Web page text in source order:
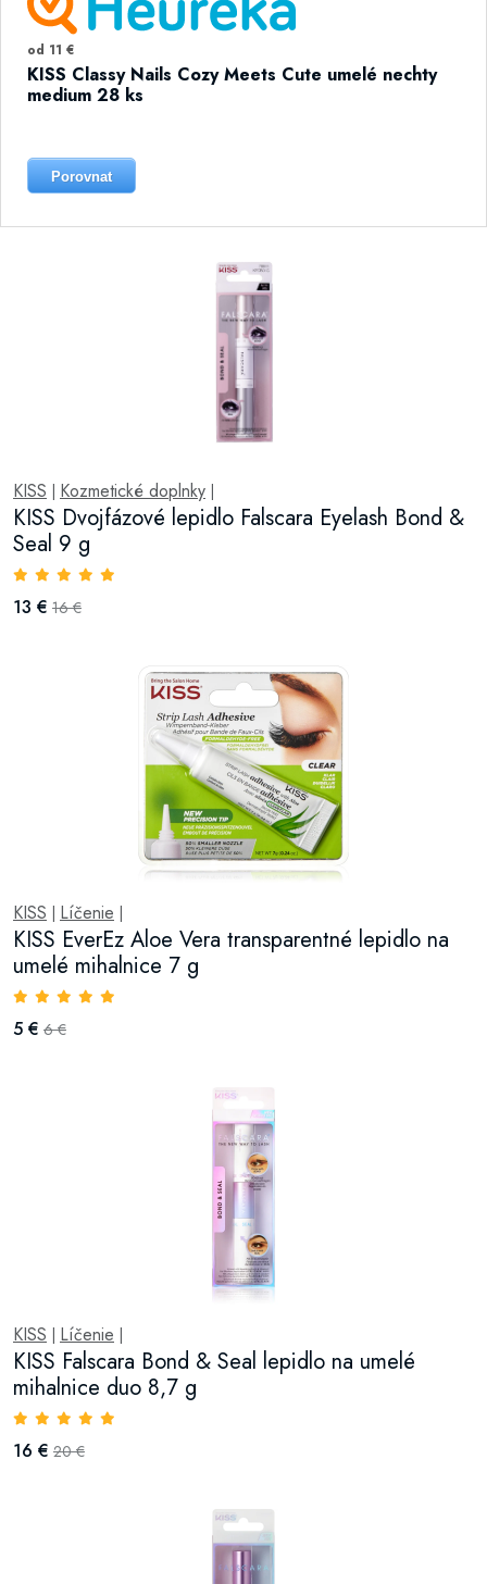
od 11 €
KISS Classy Nails Cozy Meets Cute umelé nechty
medium 28 ks
Porovnat
KISS Kozmetické doplnky
KISS Dvojfázové lepidlo Falscara Eyelash Bond &
Seal 9 g
13 € 16 €
KISS Líčenie
KISS EverEz Aloe Vera transparentné lepidlo na
umelé mihalnice 7 g
5 € 6 €
KISS Líčenie
KISS Falscara Bond & Seal lepidlo na umelé
mihalnice duo 8,7 g
16 € 20 €